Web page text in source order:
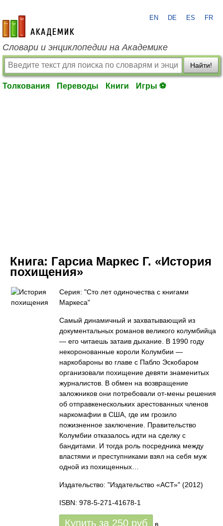
academic.ru
EN DE ES FR
Словари и энциклопедии на Академике
Найти!
Толкования Переводы Книги Игры ⚽
Книга: Гарсиа Маркес Г. «История
похищения»
Серия: "Сто лет одиночества с книгами
Маркеса"
Самый динамичный и захватывающий из
документальных романов великого колумбийца
— его читаешь затаив дыхание. В 1990 году
некоронованные короли Колумбии —
наркобароны во главе с Пабло Эскобаром
организовали похищение девяти знаменитых
журналистов. В обмен на возвращение
заложников они потребовали от-мены решения
об отправкенескольких арестованных членов
наркомафии в США, где им грозило
пожизненное заключение. Правительство
Колумбии отказалось идти на сделку с
бандитами. И тогда роль посредника между
властями и преступниками взял на себя муж
одной из похищенных…
Издательство: "Издательство «АСТ»" (2012)
ISBN: 978-5-271-41678-1
Купить за 250 руб в